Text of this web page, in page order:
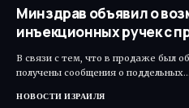
Минздрав объявил о
инъекционных ручек с
В связи с тем, что в продаже был
получены сообщения о поддельных…
НОВОСТИ ИЗРАИЛЯ